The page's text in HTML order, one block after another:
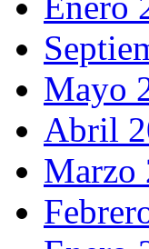
Mayo
Abril
Marzo